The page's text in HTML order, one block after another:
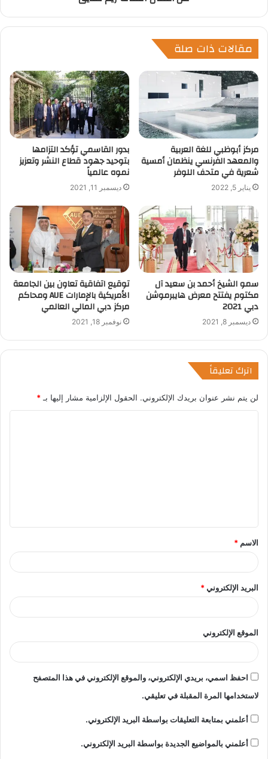
مقالات ذات صلة
مركز أبوظبي للغة العربية
والمعهد الفرنسي ينظمان أمسية
شعرية في متحف اللوفر
يناير 5, 2022
بدور القاسمي تؤكد التزامها
بتوحيد جهود قطاع النشر وتعزيز
نموه عالمياً
ديسمبر 11, 2021
سمو الشيخ أحمد بن سعيد آل
مكتوم يفتتح معرض هايبرموشن
دبي 2021
ديسمبر 8, 2021
توقيع اتفاقية تعاون بين الجامعة
الأمريكية بالإمارات AUE ومحاكم
مركز دبي المالي العالمي
نوفمبر 18, 2021
اترك تعليقاً
لن يتم نشر عنوان بريدك الإلكتروني. الحقول الإلزامية مشار إليها بـ*
ق
*
الاسم *
البريد الإلكتروني*
الموقع الإلكتروني
احفظ اسمي، بريدي الإلكتروني، والموقع الإلكتروني في هذا المتصفح
لاستخدامها المرة المقبلة في تعليقي.
أعلمني بمتابعة التعليقات بواسطة البريد الإلكتروني.
أعلمني بالمواضيع الجديدة بواسطة البريد الإلكتروني.